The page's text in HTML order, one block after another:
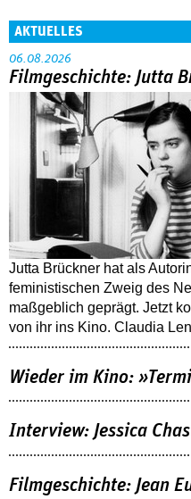
AKTUELLES
06.08.2026
Filmgeschichte: Jutta
Jutta Brückner hat als
feministischen Zweig des
maßgeblich geprägt. Jetzt
von ihr ins Kino. Claudia
Wieder im Kino:
Interview: Jessica
Filmgeschichte: Jean